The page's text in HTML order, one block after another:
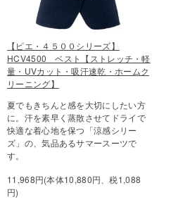
【ピエ・４５００シリーズ】
HCV4500 ベスト【ストレッチ・軽
量・UVカット・吸汗速乾・ホームク
リーニング】
夏でもきちんと感を大切にしたい方
に。汗を素早く蒸散させてドライで
快適な着心地を保つ「涼感シリー
ズ」の、気品あるサマースーツで
す。
11,968円(本体10,880円、税1,088
円)